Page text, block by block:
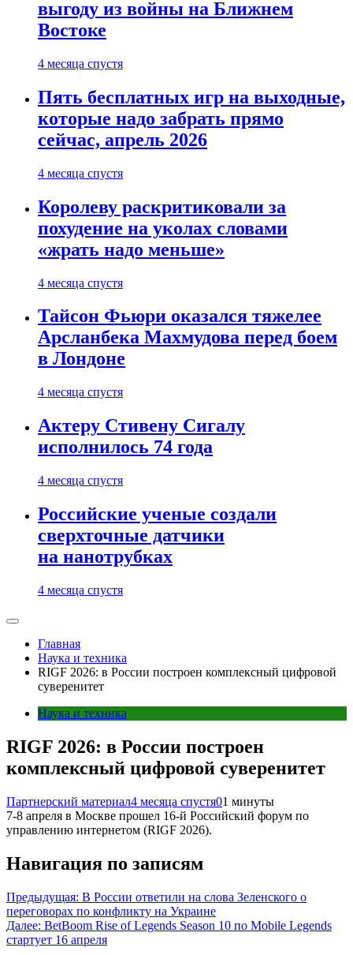
выгоду из войны на Ближнем
Востоке
4 месяца спустя
Пять бесплатных игр на выходные,
которые надо забрать прямо
сейчас, апрель 2026
4 месяца спустя
Королеву раскритиковали за
похудение на уколах словами
«жрать надо меньше»
4 месяца спустя
Тайсон Фьюри оказался тяжелее
Арсланбека Махмудова перед боем
в Лондоне
4 месяца спустя
Актеру Стивену Сигалу
исполнилось 74 года
4 месяца спустя
Российские ученые создали
сверхточные датчики
на нанотрубках
4 месяца спустя
Главная
Наука и техника
RIGF 2026: в России построен комплексный цифровой
суверенитет
Наука и техника
RIGF 2026: в России построен
комплексный цифровой суверенитет
Партнерский материал4 месяца спустя01 минуты
7-8 апреля в Москве прошел 16-й Российский форум по
управлению интернетом (RIGF 2026).
Навигация по записям
Предыдущая: В России ответили на слова Зеленского о
переговорах по конфликту на Украине
Далее: BetBoom Rise of Legends Season 10 по Mobile Legends
стартует 16 апреля